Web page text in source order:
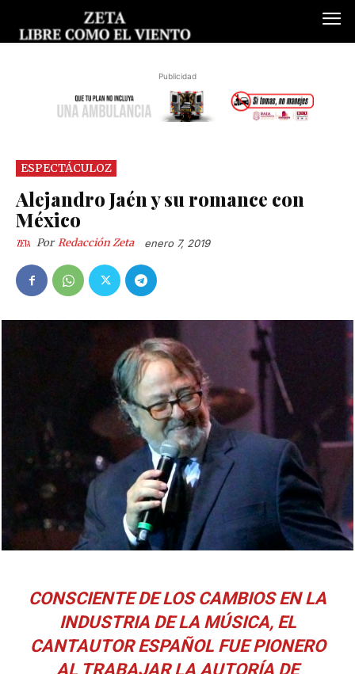
Publicidad
ESPECTÁCULOZ
Alejandro Jaén y su romance con
México
Por Redacción Zeta enero 7, 2019
CONSCIENTE DE LOS CAMBIOS EN LA
INDUSTRIA DE LA MÚSICA, EL
CANTAUTOR ESPAÑOL FUE PIONERO
AL TRABAJAR LA AUTORÍA DE